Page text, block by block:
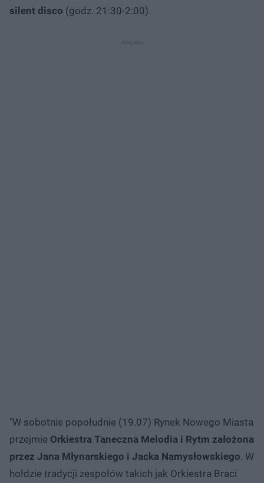
silent disco (godz. 21:30-2:00).
"W sobotnie popołudnie (19.07) Rynek Nowego Miasta
przejmie Orkiestra Taneczna Melodia i Rytm założona
przez Jana Młynarskiego i Jacka Namysłowskiego. W
hołdzie tradycji zespołów takich jak Orkiestra Braci